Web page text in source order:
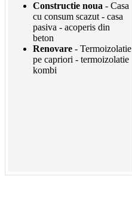
Constructie noua - Casa
cu consum scazut - casa
pasiva - acoperis din
beton
Renovare - Termoizolatie
pe capriori - termoizolatie
kombi